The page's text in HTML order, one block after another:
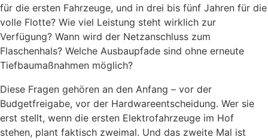
für die ersten Fahrzeuge, und in drei bis fünf Jahren für die
volle Flotte? Wie viel Leistung steht wirklich zur
Verfügung? Wann wird der Netzanschluss zum
Flaschenhals? Welche Ausbaupfade sind ohne erneute
Tiefbaumaßnahmen möglich?
Diese Fragen gehören an den Anfang – vor der
Budgetfreigabe, vor der Hardwareentscheidung. Wer sie
erst stellt, wenn die ersten Elektrofahrzeuge im Hof
stehen, plant faktisch zweimal. Und das zweite Mal ist